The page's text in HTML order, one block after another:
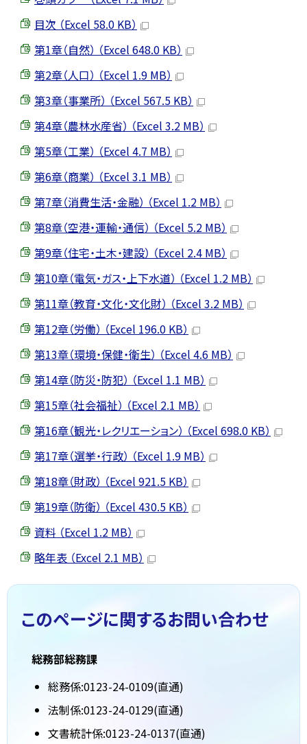
目次 （Excel 58.0 KB）
第1章（自然） （Excel 648.0 KB）
第2章（人口） （Excel 1.9 MB）
第3章（事業所） （Excel 567.5 KB）
第4章（農林水産省） （Excel 3.2 MB）
第5章（工業） （Excel 4.7 MB）
第6章（商業） （Excel 3.1 MB）
第7章（消費生活・金融） （Excel 1.2 MB）
第8章（空港・運輸・通信） （Excel 5.2 MB）
第9章（住宅・土木・建設） （Excel 2.4 MB）
第10章（電気・ガス・上下水道） （Excel 1.2 MB）
第11章（教育・文化・文化財） （Excel 3.2 MB）
第12章（労働） （Excel 196.0 KB）
第13章（環境・保健・衛生） （Excel 4.6 MB）
第14章（防災・防犯） （Excel 1.1 MB）
第15章（社会福祉） （Excel 2.1 MB）
第16章（観光・レクリエーション） （Excel 698.0 KB）
第17章（選挙・行政） （Excel 1.9 MB）
第18章（財政） （Excel 921.5 KB）
第19章（防衛） （Excel 430.5 KB）
資料 （Excel 1.2 MB）
略年表 （Excel 2.1 MB）
このページに関するお問い合わせ
総務部総務課
総務係:0123-24-0109(直通)
法制係:0123-24-0129(直通)
文書統計係:0123-24-0137(直通)